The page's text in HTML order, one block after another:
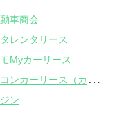
車商会
タレンタリース
Myカーリース
カ
ーコンカーリース（カーコンビニ倶楽部）
ン